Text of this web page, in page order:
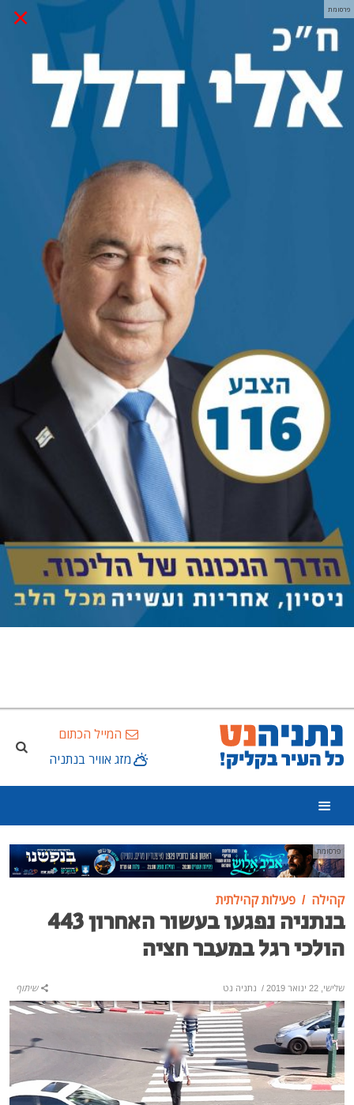
× פרסומת
המייל הכתום
מזג אוויר בנתניה
פרסומת
קהילה פעילות קהילתית
בנתניה נפגעו בעשור האחרון 443
הולכי רגל במעבר חציה
שלישי, 22 ינואר 2019 / נתניה נט שיתוף